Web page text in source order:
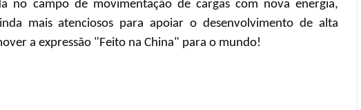
no campo de movimentação de cargas com nova energia,
mais atenciosos para apoiar o desenvolvimento de alta
a expressão "Feito na China" para o mundo!